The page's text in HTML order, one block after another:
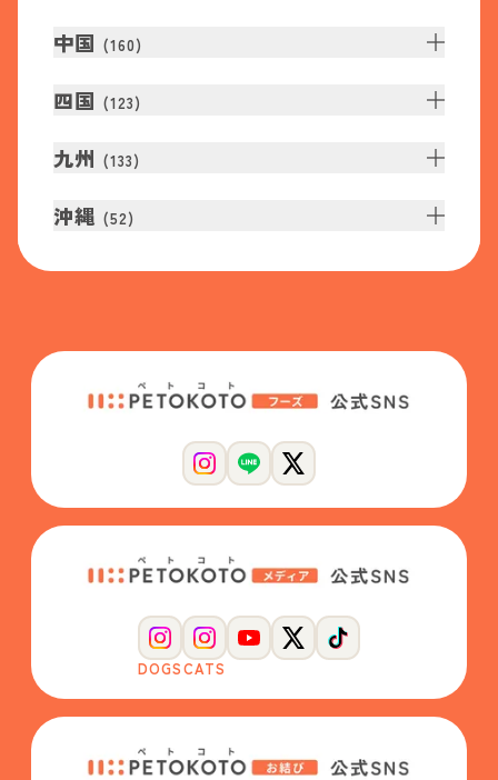
中国 (160)
四国 (123)
九州 (133)
沖縄 (52)
DOGSCATS